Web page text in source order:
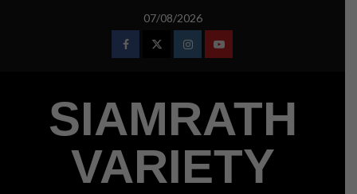
07/08/2026
FacebookTwitterInstagramYoutube
SIAMRATH
VARIETY